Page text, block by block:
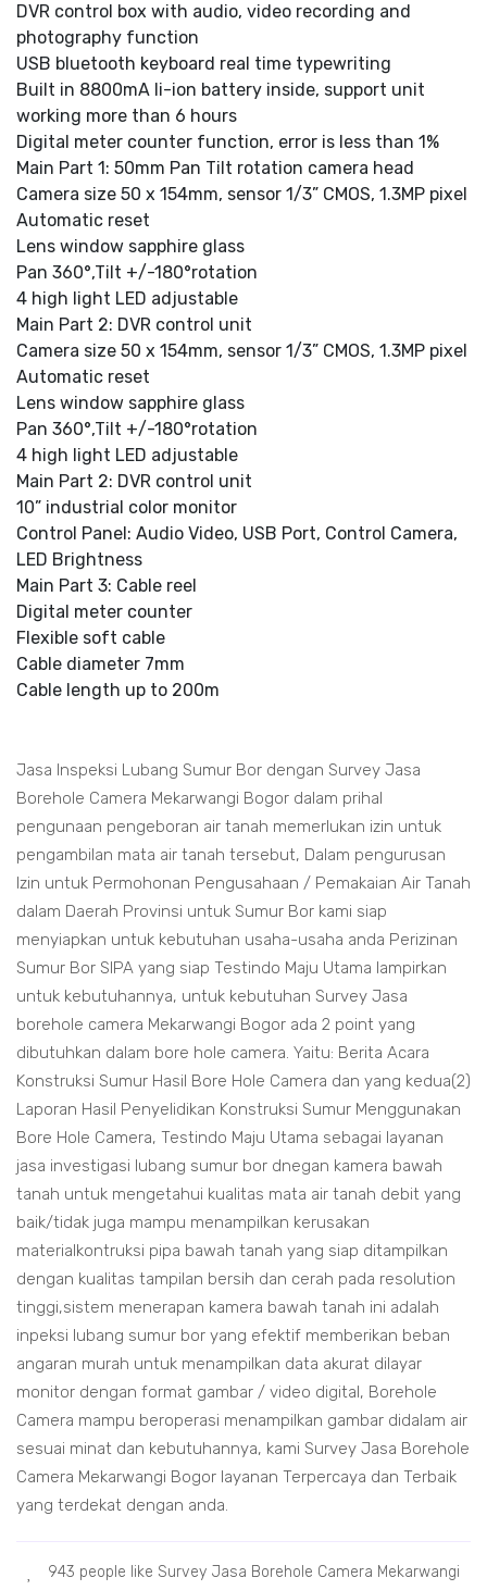
DVR control box with audio, video recording and
photography function
USB bluetooth keyboard real time typewriting
Built in 8800mA li-ion battery inside, support unit
working more than 6 hours
Digital meter counter function, error is less than 1%
Main Part 1: 50mm Pan Tilt rotation camera head
Camera size 50 x 154mm, sensor 1/3” CMOS, 1.3MP pixel
Automatic reset
Lens window sapphire glass
Pan 360°,Tilt +/-180°rotation
4 high light LED adjustable
Main Part 2: DVR control unit
Camera size 50 x 154mm, sensor 1/3” CMOS, 1.3MP pixel
Automatic reset
Lens window sapphire glass
Pan 360°,Tilt +/-180°rotation
4 high light LED adjustable
Main Part 2: DVR control unit
10” industrial color monitor
Control Panel: Audio Video, USB Port, Control Camera,
LED Brightness
Main Part 3: Cable reel
Digital meter counter
Flexible soft cable
Cable diameter 7mm
Cable length up to 200m
Jasa Inspeksi Lubang Sumur Bor dengan Survey Jasa
Borehole Camera Mekarwangi Bogor dalam prihal
pengunaan pengeboran air tanah memerlukan izin untuk
pengambilan mata air tanah tersebut, Dalam pengurusan
Izin untuk Permohonan Pengusahaan / Pemakaian Air Tanah
dalam Daerah Provinsi untuk Sumur Bor kami siap
menyiapkan untuk kebutuhan usaha-usaha anda Perizinan
Sumur Bor SIPA yang siap Testindo Maju Utama lampirkan
untuk kebutuhannya, untuk kebutuhan Survey Jasa
borehole camera Mekarwangi Bogor ada 2 point yang
dibutuhkan dalam bore hole camera. Yaitu: Berita Acara
Konstruksi Sumur Hasil Bore Hole Camera dan yang kedua(2)
Laporan Hasil Penyelidikan Konstruksi Sumur Menggunakan
Bore Hole Camera, Testindo Maju Utama sebagai layanan
jasa investigasi lubang sumur bor dnegan kamera bawah
tanah untuk mengetahui kualitas mata air tanah debit yang
baik/tidak juga mampu menampilkan kerusakan
materialkontruksi pipa bawah tanah yang siap ditampilkan
dengan kualitas tampilan bersih dan cerah pada resolution
tinggi,sistem menerapan kamera bawah tanah ini adalah
inpeksi lubang sumur bor yang efektif memberikan beban
angaran murah untuk menampilkan data akurat dilayar
monitor dengan format gambar / video digital, Borehole
Camera mampu beroperasi menampilkan gambar didalam air
sesuai minat dan kebutuhannya, kami Survey Jasa Borehole
Camera Mekarwangi Bogor layanan Terpercaya dan Terbaik
yang terdekat dengan anda.
943 people like Survey Jasa Borehole Camera Mekarwangi